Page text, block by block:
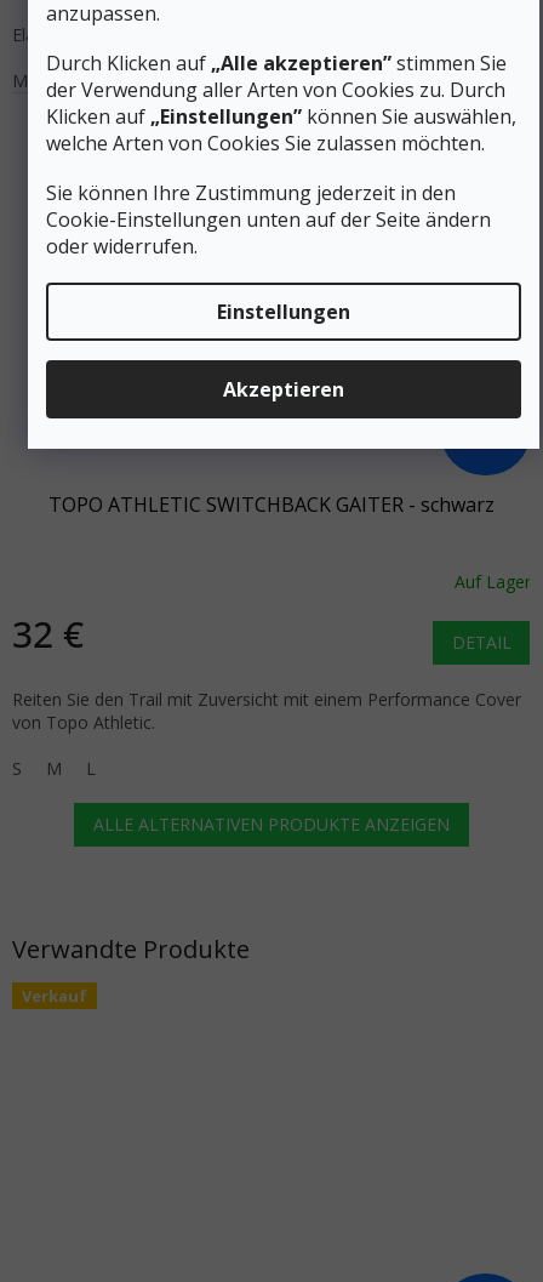
anzupassen.
Durch Klicken auf „Alle akzeptieren”stimmen Sie
der Verwendung aller Arten von Cookies zu. Durch
Klicken auf „Einstellungen” können Sie auswählen,
welche Arten von Cookies Sie zulassen möchten.
Sie können Ihre Zustimmung jederzeit in den
Cookie-Einstellungen unten auf der Seite ändern
oder widerrufen.
Einstellungen
Akzeptieren
Verwandte Produkte
Verkauf
Elastische Knöchelwärmer für alle Wanderaktivitäten.
M
37 €
TOPO ATHLETIC SWITCHBACK GAITER - schwarz
Auf Lager
32 € DETAIL
Reiten Sie den Trail mit Zuversicht mit einem Performance Cover
von Topo Athletic.
S
M L
ALLE ALTERNATIVEN PRODUKTE ANZEIGEN